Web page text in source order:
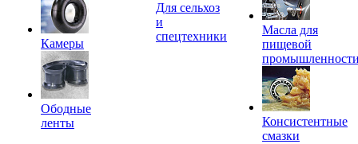
Камеры
Ободные
ленты
Для сельхоз
и
спецтехники
Масла для
пищевой
Консистентные
смазки